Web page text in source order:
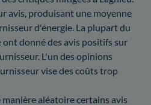
avis, produisant une moyenne
d'énergie. La plupart du
ont donné des avis positifs sur
L'un des opinions
vise des coûts trop
aléatoire certains avis